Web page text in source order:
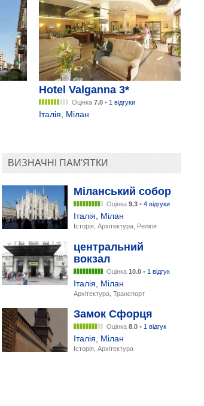
Hotel Valganna 3*
Оцінка7.0 • 1 відгуки
Італія Мілан
ВИЗНАЧНІ ПАМ'ЯТКИ
Міланський собор
Оцінка 9.3• 4 відгуки
Італія Мілан
Історія, Архітектура, Релігія
центральний
вокзал
Оцінка 10.0• 1 відгук
Італія, Мілан
Архітектура, Транспорт
Замок Сфорця
Оцінка 8.0• 1 відгук
Італія, Мілан
Історія, Архітектура